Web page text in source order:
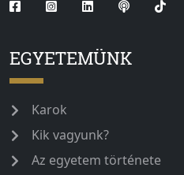
EGYETEMÜNK
Karok
Kik vagyunk?
Az egyetem története